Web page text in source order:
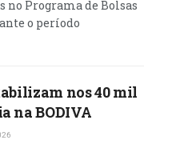
pela
de Carga
a partir das
Em termos
do Lobito aparece
Programa de Bolsas
o período
nos 40 mil
na BODIVA